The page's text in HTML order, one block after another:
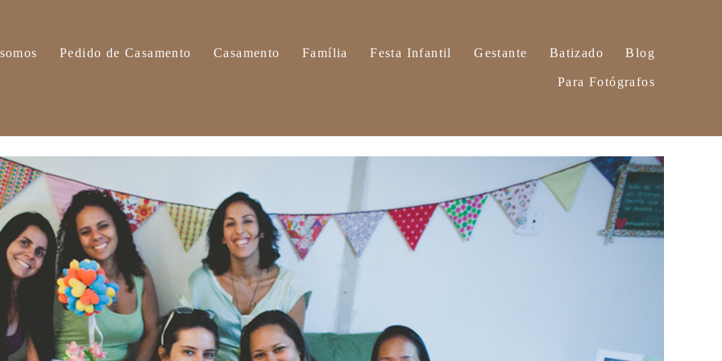
Pedido de Casamento Casamento Família Festa Infantil Gestante Batizado Blog
Para Fotógrafos